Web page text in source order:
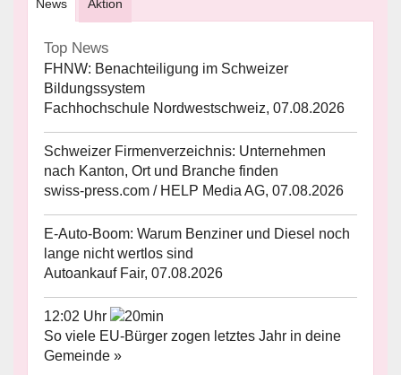
News Aktion
Top News
FHNW: Benachteiligung im Schweizer
Bildungssystem
Fachhochschule Nordwestschweiz, 07.08.2026
Schweizer Firmenverzeichnis: Unternehmen
nach Kanton, Ort und Branche finden
swiss-press.com / HELP Media AG, 07.08.2026
E-Auto-Boom: Warum Benziner und Diesel noch
lange nicht wertlos sind
Autoankauf Fair, 07.08.2026
12:02 Uhr
So viele EU-Bürger zogen letztes Jahr in deine
Gemeinde »